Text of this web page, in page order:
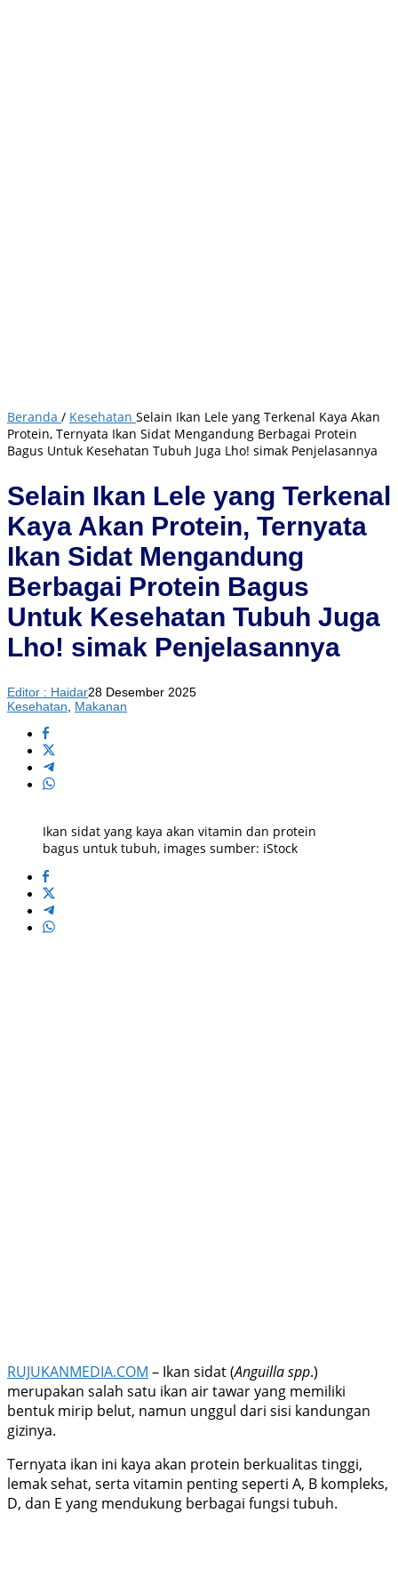
Beranda / Kesehatan Selain Ikan Lele yang Terkenal Kaya Akan
Protein, Ternyata Ikan Sidat Mengandung Berbagai Protein
Bagus Untuk Kesehatan Tubuh Juga Lho! simak Penjelasannya
Selain Ikan Lele yang Terkenal
Kaya Akan Protein, Ternyata
Ikan Sidat Mengandung
Berbagai Protein Bagus
Untuk Kesehatan Tubuh Juga
Lho! simak Penjelasannya
Editor : Haidar28 Desember 2025
Kesehatan
Makanan
Ikan sidat yang kaya akan vitamin dan protein
bagus untuk tubuh, images sumber: iStock
RUJUKANMEDIA.COM – Ikan sidat (Anguilla spp.)
merupakan salah satu ikan air tawar yang memiliki
bentuk mirip belut, namun unggul dari sisi kandungan
gizinya.
Ternyata ikan ini kaya akan protein berkualitas tinggi,
lemak sehat, serta vitamin penting seperti A, B kompleks,
D, dan E yang mendukung berbagai fungsi tubuh.